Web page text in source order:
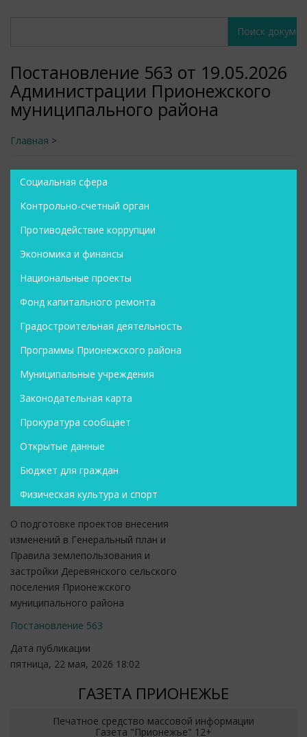
Постановление 563 от 19.05.2026
Администрации Прионежского
муниципального района
Главная >
Социальная сфера
Контрольно-счетный орган
Противодействие коррупции
Экономика и финансы
Национальные проекты
Фонд капитального ремонта
Градостроительная деятельность
Программы Прионежского района
Муниципальные учреждения
Законодательная карта
Прокуратура сообщает
Открытые данные
Бюджет для граждан
Физическая культура и спорт
О подготовке проектов внесения
изменений в Генеральный план и
Правила землепользования и
застройки Деревянского сельского
поселения Прионежского
муниципального района
Постановление 563
Дата публикации
пятница, 22 мая, 2026 18:02
ГАЗЕТА ПРИОНЕЖЬЕ
Печатное средство массовой информации
Газета "Прионежье" 12+